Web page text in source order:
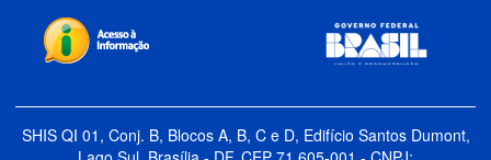
SHIS QI 01, Conj. B, Blocos A, B, C e D, Edifício Santos Dumont,